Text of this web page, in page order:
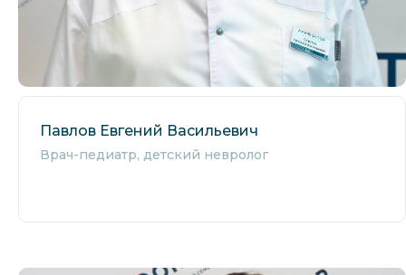
Павлов Евгений Васильевич
Врач-педиатр, детский невролог